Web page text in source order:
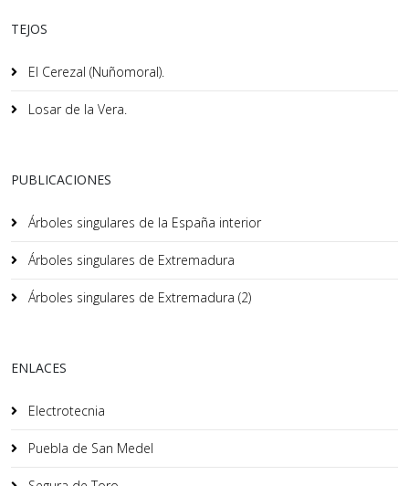
TEJOS
El Cerezal (Nuñomoral).
Losar de la Vera.
PUBLICACIONES
Árboles singulares de la España interior
Árboles singulares de Extremadura
Árboles singulares de Extremadura (2)
ENLACES
Electrotecnia
Puebla de San Medel